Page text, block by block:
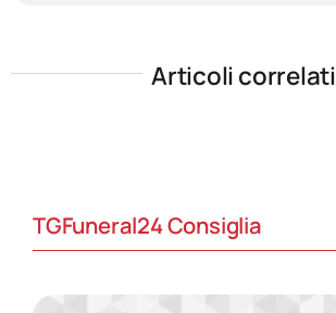
Articoli correlati
TGFuneral24 Consiglia